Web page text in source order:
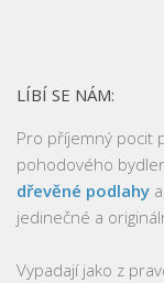
LÍBÍ SE NÁM:
Pro příjemný pocit
pohodového
dřevěné podlahy
jedinečné a
Vypadají jako z